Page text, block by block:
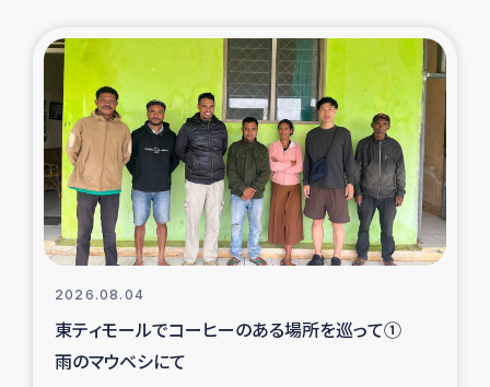
東ティモール豪雨緊急支援
大雨による洪水被災者支援
カカオ生産者支援事業
シリア国内避難民・帰還民の生活再建支援
トルコにおけるシリア難民支援事業
インドネシア中部 スラウェシの地震・津波被災者支援
2026.08.04
東ティモールでコーヒーのある場所を巡って①
雨のマウベシにて